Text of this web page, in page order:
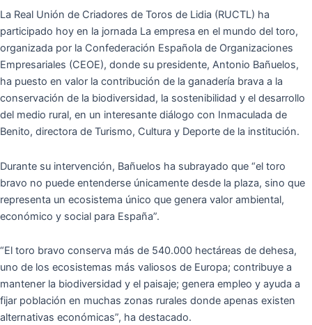
La Real Unión de Criadores de Toros de Lidia (RUCTL) ha
participado hoy en la jornada La empresa en el mundo del toro,
organizada por la Confederación Española de Organizaciones
Empresariales (CEOE), donde su presidente, Antonio Bañuelos,
ha puesto en valor la contribución de la ganadería brava a la
conservación de la biodiversidad, la sostenibilidad y el desarrollo
del medio rural, en un interesante diálogo con Inmaculada de
Benito, directora de Turismo, Cultura y Deporte de la institución.
Durante su intervención, Bañuelos ha subrayado que “el toro
bravo no puede entenderse únicamente desde la plaza, sino que
representa un ecosistema único que genera valor ambiental,
económico y social para España”.
“El toro bravo conserva más de 540.000 hectáreas de dehesa,
uno de los ecosistemas más valiosos de Europa; contribuye a
mantener la biodiversidad y el paisaje; genera empleo y ayuda a
fijar población en muchas zonas rurales donde apenas existen
alternativas económicas”, ha destacado.